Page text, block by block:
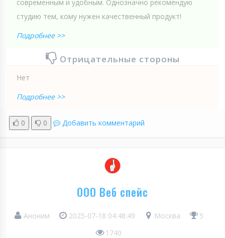
современным и удобным. Однозначно рекомендую
студию тем, кому нужен качественный продукт!
Подробнее >>
Отрицательные стороны
Нет
Подробнее >>
0 0 Добавить комментарий
ООО Веб спейс
Аноним 2025-07-18 04:48:49 Москва
5
1740